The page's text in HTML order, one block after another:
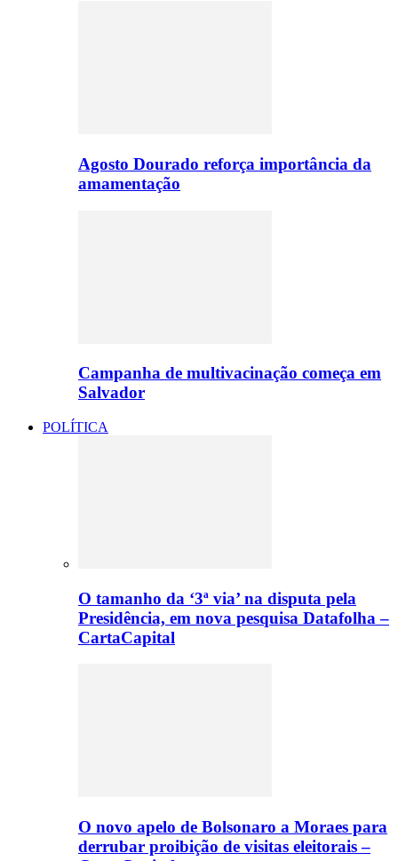
Agosto Dourado reforça importância da
amamentação
Campanha de multivacinação começa em
Salvador
POLÍTICA
O tamanho da ‘3ª via’ na disputa pela
Presidência, em nova pesquisa Datafolha –
CartaCapital
O novo apelo de Bolsonaro a Moraes para
derrubar proibição de visitas eleitorais –